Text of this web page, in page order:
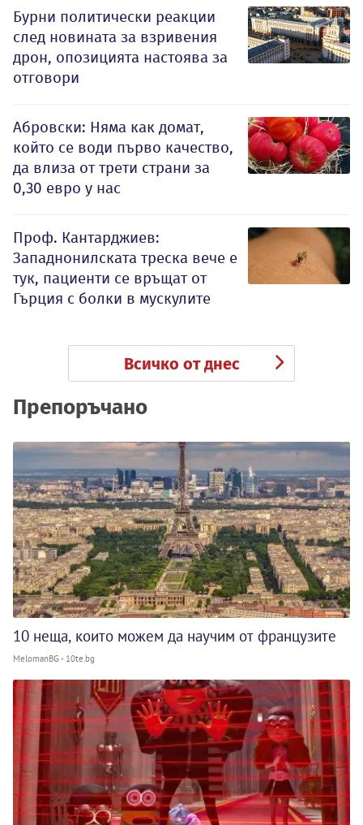
Бурни политически реакции
след новината за взривения
дрон, опозицията настоява за
отговори
Абровски: Няма как домат,
който се води първо качество,
да влиза от трети страни за
0,30 евро у нас
Проф. Кантарджиев:
Западнонилската треска вече е
тук, пациенти се връщат от
Гърция с болки в мускулите
Всичко от днес
Препоръчано
10 неща, които можем да научим от французите
MelomanBG - 10te.bg